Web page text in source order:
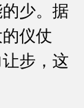
少。据
仪仗
步，这